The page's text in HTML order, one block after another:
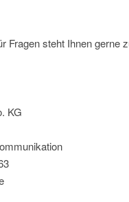
Fragen steht Ihnen gerne
KG